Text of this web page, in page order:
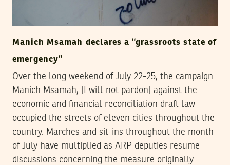
Manich Msamah declares a “grassroots state of
emergency”
Over the long weekend of July 22-25, the campaign
Manich Msamah, [I will not pardon] against the
economic and financial reconciliation draft law
occupied the streets of eleven cities throughout the
country. Marches and sit-ins throughout the month
of July have multiplied as ARP deputies resume
discussions concerning the measure originally